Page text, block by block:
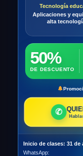
Tecnología
Aplicaciones y
alta
50%
DE DESCUENTO
✆
Inicio de clases: 31 de
•
WhatsApp: